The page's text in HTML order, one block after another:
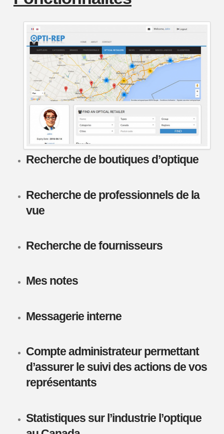
Recherche de boutiques d’optique
Recherche de professionnels de la
vue
Recherche de fournisseurs
Mes notes
Messagerie interne
Compte administrateur permettant
d’assurer le suivi des actions de vos
représentants
Statistiques sur l’industrie l’optique